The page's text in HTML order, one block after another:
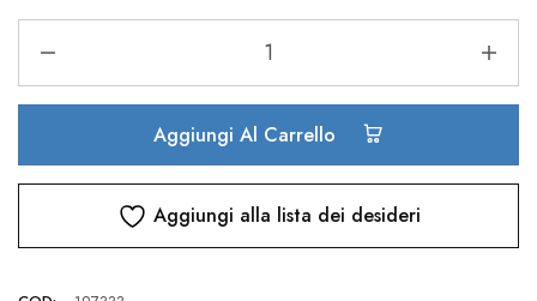
Aggiungi Al Carrello
Aggiungi alla lista dei desideri